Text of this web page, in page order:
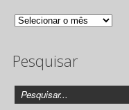
Arquivo
Releases
Pesquisar